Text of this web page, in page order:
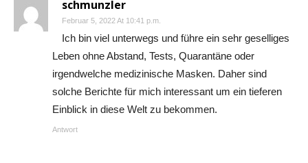
schmunzler
Februar 5, 2022 At 10:41 p.m.
Ich bin viel unterwegs und führe ein sehr geselliges
Leben ohne Abstand, Tests, Quarantäne oder
irgendwelche medizinische Masken. Daher sind
solche Berichte für mich interessant um ein tieferen
Einblick in diese Welt zu bekommen.
Antwort